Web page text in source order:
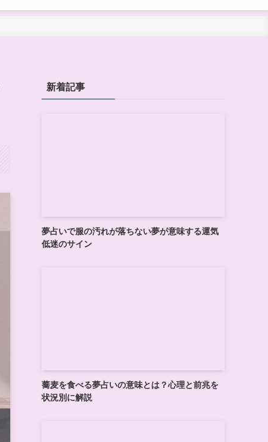
新着記事
夢占いで服の汚れが落ちない夢が意味する運気
低迷のサイン
蕎麦を食べる夢占いの意味とは？心理と前兆を
状況別に解説